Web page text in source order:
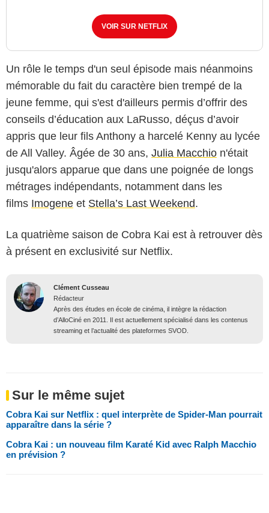
VOIR SUR NETFLIX
Un rôle le temps d'un seul épisode mais néanmoins
mémorable du fait du caractère bien trempé de la
jeune femme, qui s'est d'ailleurs permis d’offrir des
conseils d’éducation aux LaRusso, déçus d’avoir
appris que leur fils Anthony a harcelé Kenny au lycée
de All Valley. Âgée de 30 ans, Julia Macchio n'était
jusqu'alors apparue que dans une poignée de longs
métrages indépendants, notamment dans les
films Imogene et Stella’s Last Weekend.
La quatrième saison de Cobra Kai est à retrouver dès
à présent en exclusivité sur Netflix.
Clément Cusseau
Rédacteur
Après des études en école de cinéma, il intègre la rédaction
d’AlloCiné en 2011. Il est actuellement spécialisé dans les contenus
streaming et l’actualité des plateformes SVOD.
Sur le même sujet
Cobra Kai sur Netflix : quel interprète de Spider-Man pourrait
apparaître dans la série ?
Cobra Kai : un nouveau film Karaté Kid avec Ralph Macchio
en prévision ?